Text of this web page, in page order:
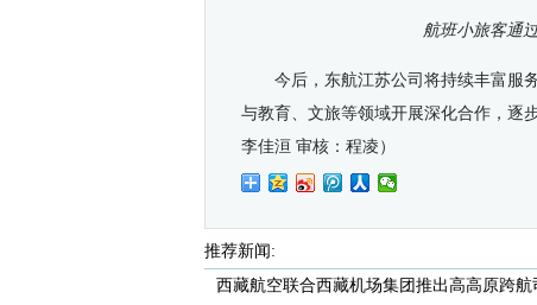
航班小旅客通
今后，东航江苏公司将持续丰富服
与教育、文旅等领域开展深化合作，逐
李佳洹 审核：程凌）
推荐新闻:
西藏航空联合西藏机场集团推出高高原跨航